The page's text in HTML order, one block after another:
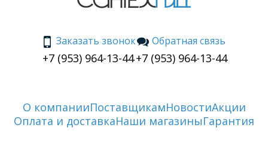
Заказать звонок
+7 (953) 964-13-44
Обратная связь
+7 (953) 964-13-44
О компанииПоставщикамНовостиАкции
Оплата и доставкаНаши магазиныГарантия